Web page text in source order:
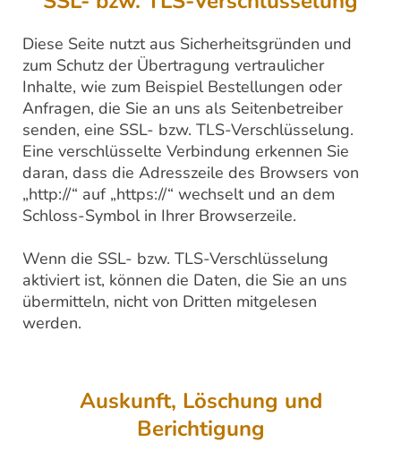
Diese Seite nutzt aus Sicherheitsgründen und
zum Schutz der Übertragung vertraulicher
Inhalte, wie zum Beispiel Bestellungen oder
Anfragen, die Sie an uns als Seitenbetreiber
senden, eine SSL- bzw. TLS-Verschlüsselung.
Eine verschlüsselte Verbindung erkennen Sie
daran, dass die Adresszeile des Browsers von
„http://“ auf „https://“ wechselt und an dem
Schloss-Symbol in Ihrer Browserzeile.
Wenn die SSL- bzw. TLS-Verschlüsselung
aktiviert ist, können die Daten, die Sie an uns
übermitteln, nicht von Dritten mitgelesen
werden.
Auskunft, Löschung und
Berichtigung